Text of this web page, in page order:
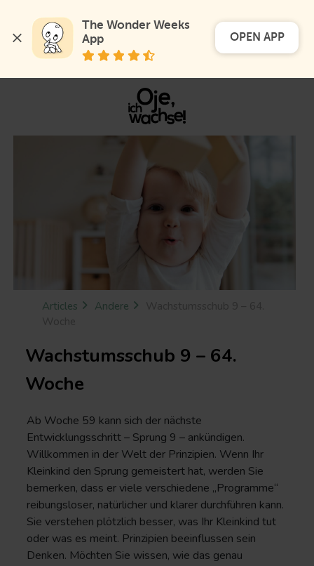
The Wonder Weeks
App
OPEN APP
Articles Andere
Wachstumsschub 9 – 64.
Woche
Ab Woche 59 kann sich der nächste
Entwicklungsschritt – Sprung 9 – ankündigen.
Willkommen in der Welt der Prinzipien. Wenn Ihr
Kleinkind den Sprung gemeistert hat, werden Sie
bemerken, dass er viele verschiedene „Programme“
reibungsloser, natürlicher und klarer durchführen kann.
Sie verstehen plötzlich besser, was Ihr Kleinkind tut
oder was es meint. Prinzipien beeinflussen sein
Denken. Möchten Sie wissen, wie das genau